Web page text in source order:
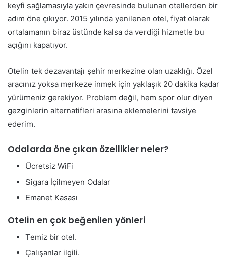
keyfi sağlamasıyla yakın çevresinde bulunan otellerden bir
adım öne çıkıyor. 2015 yılında yenilenen otel, fiyat olarak
ortalamanın biraz üstünde kalsa da verdiği hizmetle bu
açığını kapatıyor.
Otelin tek dezavantajı şehir merkezine olan uzaklığı. Özel
aracınız yoksa merkeze inmek için yaklaşık 20 dakika kadar
yürümeniz gerekiyor. Problem değil, hem spor olur diyen
gezginlerin alternatifleri arasına eklemelerini tavsiye
ederim.
Odalarda öne çıkan özellikler neler?
Ücretsiz WiFi
Sigara İçilmeyen Odalar
Emanet Kasası
Otelin en çok beğenilen yönleri
Temiz bir otel.
Çalışanlar ilgili.